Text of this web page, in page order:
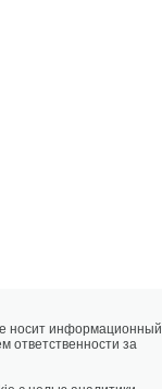
носит информационный
ответственности за